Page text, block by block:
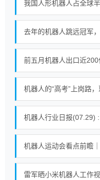
机器人的“高考”上岗路
机器人行业日报(07.29)